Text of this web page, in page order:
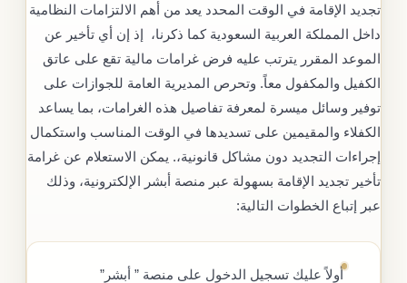
تجديد الإقامة في الوقت المحدد يعد من أهم الالتزامات النظامية
داخل المملكة العربية السعودية كما ذكرنا، إذ إن أي تأخير عن
الموعد المقرر يترتب عليه فرض غرامات مالية تقع على عاتق
الكفيل والمكفول معاً. وتحرص المديرية العامة للجوازات على
توفير وسائل ميسرة لمعرفة تفاصيل هذه الغرامات، بما يساعد
الكفلاء والمقيمين على تسديدها في الوقت المناسب واستكمال
إجراءات التجديد دون مشاكل قانونية،. يمكن الاستعلام عن غرامة
تأخير تجديد الإقامة بسهولة عبر منصة أبشر الإلكترونية، وذلك
عبر إتباع الخطوات التالية:
أولاً عليك تسجيل الدخول على منصة ” أبشر”